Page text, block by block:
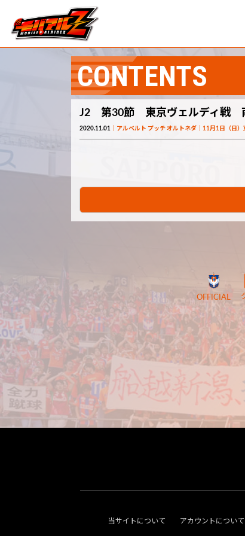
CONTENTS
J2 第30節 東京ヴェルディ戦
2020.11.01 アルベルト プッチ オルトネダ 11月1日（日）
OFFICIAL
当サイトについて アカウントについて